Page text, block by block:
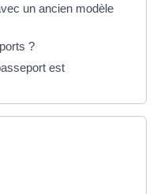
un ancien modèle
?
est